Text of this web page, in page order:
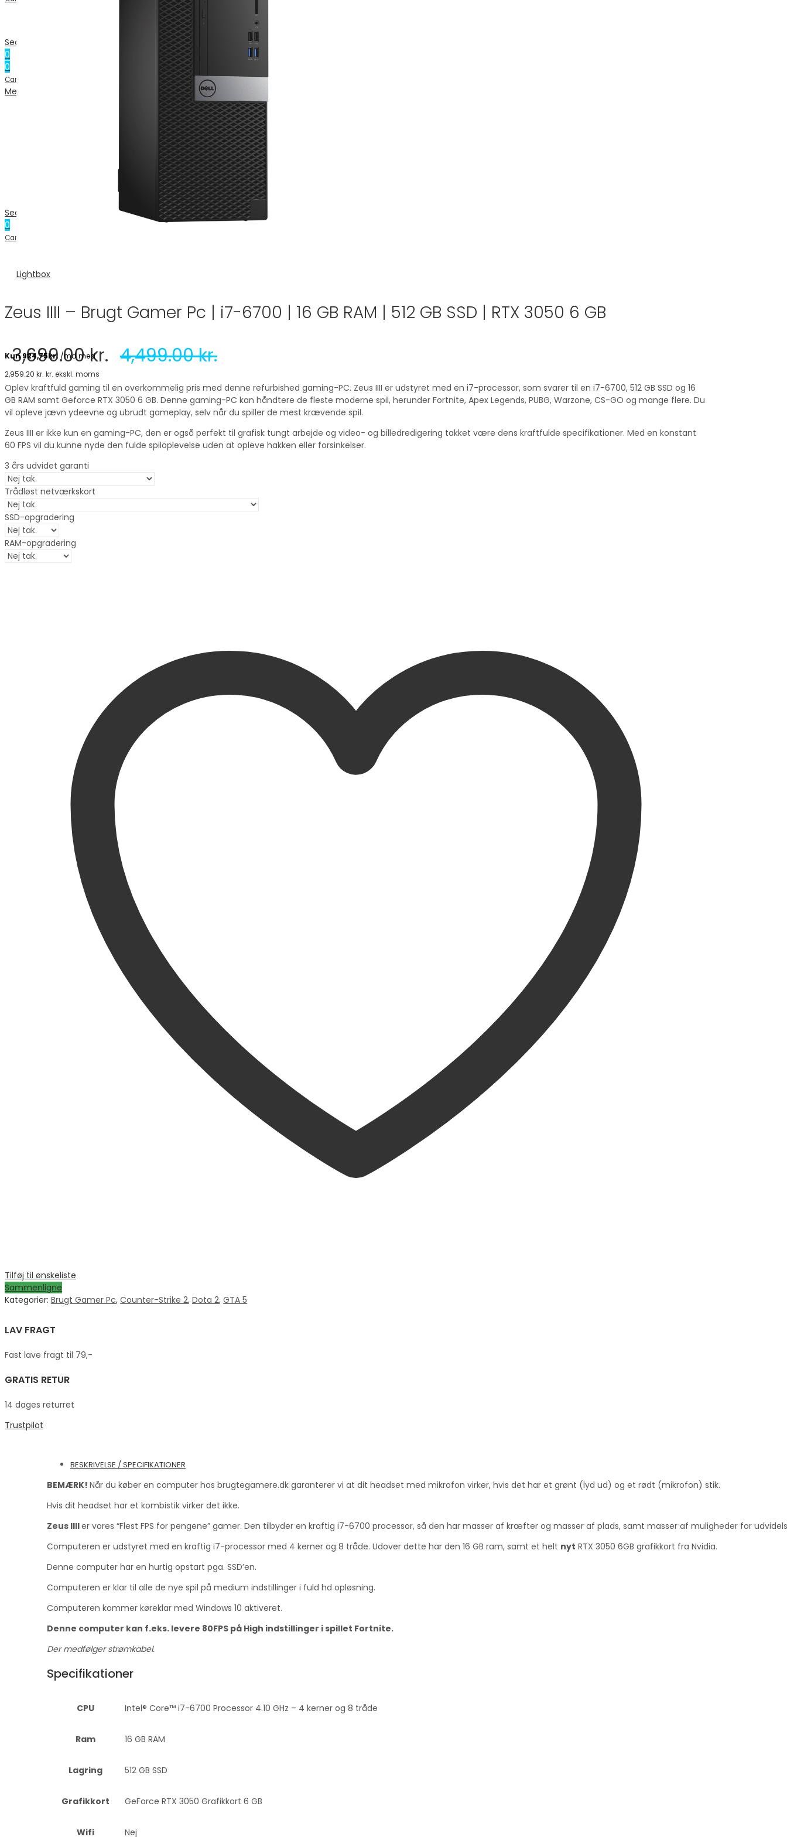
Search
0
0
Cart
Menu
Search
0
Cart
Lightbox
Zeus IIII – Brugt Gamer Pc | i7-6700 | 16 GB RAM | 512 GB SSD | RTX 3050 6 GB
3,699.00kr. 4,499.00kr.
2,959.20 kr. kr. ekskl. moms
Oplev kraftfuld gaming til en overkommelig pris med denne refurbished gaming-PC. Zeus IIII er udstyret med en i7-processor, som svarer til en i7-6700, 512 GB SSD og 16
GB RAM samt Geforce RTX 3050 6 GB. Denne gaming-PC kan håndtere de fleste moderne spil, herunder Fortnite, Apex Legends, PUBG, Warzone, CS-GO og mange flere. Du
vil opleve jævn ydeevne og ubrudt gameplay, selv når du spiller de mest krævende spil.
Zeus IIII er ikke kun en gaming-PC, den er også perfekt til grafisk tungt arbejde og video- og billedredigering takket være dens kraftfulde specifikationer. Med en konstant
60 FPS vil du kunne nyde den fulde spiloplevelse uden at opleve hakken eller forsinkelser.
3 års udvidet garanti
Trådløst netværkskort
SSD-opgradering
RAM-opgradering
Tilføj til ønskeliste
Sammenligne
Kategorier: Brugt Gamer Pc, Counter-Strike 2, Dota 2, GTA 5
LAV FRAGT
Fast lave fragt til 79,-
GRATIS RETUR
14 dages returret
Trustpilot
BESKRIVELSE / SPECIFIKATIONER
BEMÆRK! Når du køber en computer hos brugtegamere.dk garanterer vi at dit headset med mikrofon virker, hvis det har et grønt (lyd ud) og et rødt (mikrofon) stik.
Hvis dit headset har et kombistik virker det ikke.
Zeus IIIIer vores “Flest FPS for pengene” gamer. Den tilbyder en kraftig i7-6700 processor, så den har masser af kræfter og masser af plads, samt masser af muligheder for
Computeren er udstyret med en kraftig i7-processor med 4 kerner og 8 tråde. Udover dette har den 16 GB ram, samt et helt nyt RTX 3050 6GB grafikkort fra Nvidia.
Denne computer har en hurtig opstart pga. SSD’en.
Computeren er klar til alle de nye spil på medium indstillinger i fuld hd opløsning.
Computeren kommer køreklar med Windows 10 aktiveret.
Denne computer kan f.eks. levere 80FPS på High indstillinger i spillet Fortnite.
Der medfølger strømkabel.
Specifikationer
CPU Intel® Core™ i7-6700 Processor 4.10 GHz – 4 kerner og 8 tråde
Ram 16 GB RAM
Lagring 512 GB SSD
Grafikkort GeForce RTX 3050 Grafikkort 6 GB
Wifi Nej